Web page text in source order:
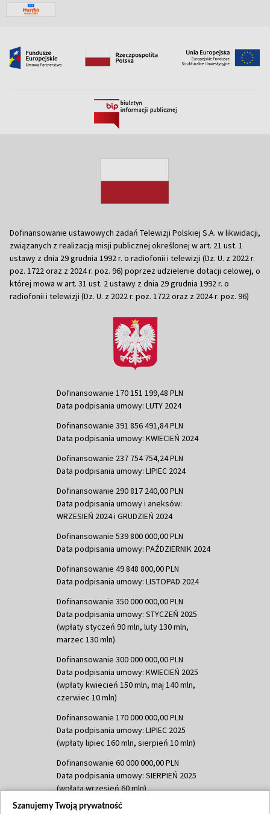
Dofinansowanie ustawowych zadań Telewizji Polskiej S.A. w likwidacji,
związanych z realizacją misji publicznej określonej w art. 21 ust. 1
ustawy z dnia 29 grudnia 1992 r. o radiofonii i telewizji (Dz. U. z 2022 r.
poz. 1722 oraz z 2024 r. poz. 96) poprzez udzielenie dotacji celowej, o
której mowa w art. 31 ust. 2 ustawy z dnia 29 grudnia 1992 r. o
radiofonii i telewizji (Dz. U. z 2022 r. poz. 1722 oraz z 2024 r. poz. 96)
Dofinansowanie 170 151 199,48 PLN
Data podpisania umowy: LUTY 2024
Dofinansowanie 391 856 491,84 PLN
Data podpisania umowy: KWIECIEŃ 2024
Dofinansowanie 237 754 754,24 PLN
Data podpisania umowy: LIPIEC 2024
Dofinansowanie 290 817 240,00 PLN
Data podpisania umowy i aneksów:
WRZESIEŃ 2024 i GRUDZIEŃ 2024
Dofinansowanie 539 800 000,00 PLN
Data podpisania umowy: PAŹDZIERNIK 2024
Dofinansowanie 49 848 800,00 PLN
Data podpisania umowy: LISTOPAD 2024
Dofinansowanie 350 000 000,00 PLN
Data podpisania umowy: STYCZEŃ 2025
(wpłaty styczeń 90 mln, luty 130 mln,
marzec 130 mln)
Dofinansowanie 300 000 000,00 PLN
Data podpisania umowy: KWIECIEŃ 2025
(wpłaty kwiecień 150 mln, maj 140 mln,
czerwiec 10 mln)
Dofinansowanie 170 000 000,00 PLN
Data podpisania umowy: LIPIEC 2025
(wpłaty lipiec 160 mln, sierpień 10 mln)
Dofinansowanie 60 000 000,00 PLN
Data podpisania umowy: SIERPIEŃ 2025
(wpłata wrzesień 60 mln)
Dofinansowanie 635 783 051,21 PLN
Szanujemy Twoją prywatność